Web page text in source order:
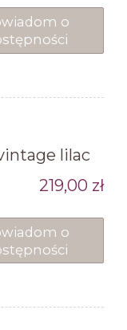
o
lilac
219,00 zł
o